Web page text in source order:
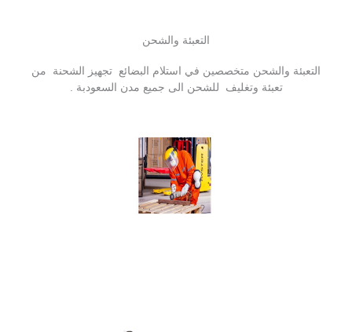
التعبئة والشحن
التعبئة والشحن متخصصين في استلام البضائع تجهيز الشحنة من
تعبئة وتغليف للشحن الى جميع مدن السعودبة .